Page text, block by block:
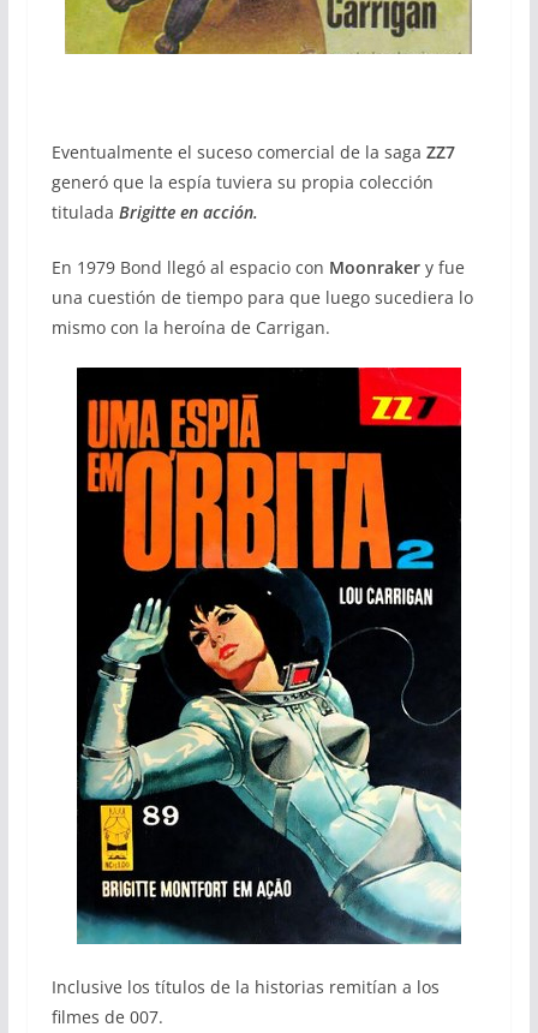
Eventualmente el suceso comercial de la saga ZZ7
generó que la espía tuviera su propia colección
titulada Brigitte en acción.
En 1979 Bond llegó al espacio con Moonrakery fue
una cuestión de tiempo para que luego sucediera lo
mismo con la heroína de Carrigan.
Inclusive los títulos de la historias remitían a los
filmes de 007.